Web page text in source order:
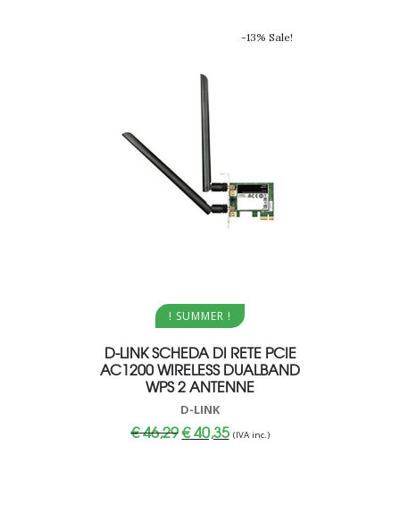
-13% Sale!
Aggiungi al carrello
! SUMMER !
D-LINK SCHEDA DI RETE PCIE
AC1200 WIRELESS DUALBAND
WPS 2 ANTENNE
D-LINK
€46,29Il
prezzo
€40,35Il
prezzo
(IVA inc.)